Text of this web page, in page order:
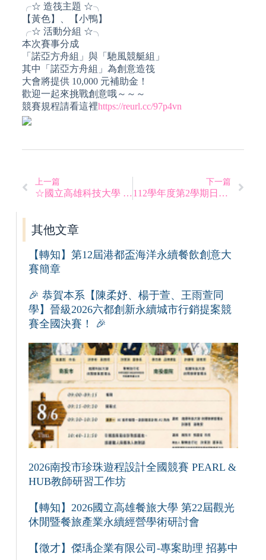
╭☆ 造筏主題 ☆╮
【黃色】、【小鴨】
╭☆ 活動分組 ☆╮
本次賽事分成
「諾亞方舟組」與「馳風競艇組」
其中「諾亞方舟組」為創意造筏
大會將提供 10,000 元補助金！
歡迎一起來挑戰創意哦～～～
競賽規程請看這裡https://reurl.cc/97p4vn
上一篇
☆國立高雄科技大學 112學年度第2學期開學須知
下一篇
112學年度第2學期日間部/進修部課程初選、加退選時程
其他文章
【轉知】第12屆港都盃海洋永續餐飲創意大
賽簡章
🎉 恭賀本系【陳柔妤、楊于萱、王雨萱同
學】晉級2026六都創新永續城市行銷提案競
賽全國決賽！ 🎉
2026南投市珍珠遊程設計全國競賽 PEARL &
HUB教師研習工作坊
【轉知】2026國立高雄餐旅大學 第22屆觀光
休閒暨餐旅產業永續經營學術研討會
【徵才】傑瑀企業有限公司-專案助理 招募中